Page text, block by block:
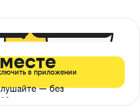
— без
в приложении